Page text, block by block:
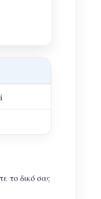
το δικό σας